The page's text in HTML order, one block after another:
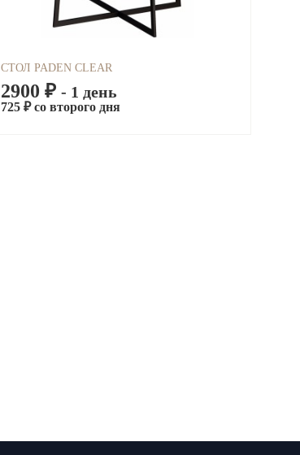
СТОЛ PADEN CLEAR
2900 ₽ - 1 день
725 ₽ со второго дня